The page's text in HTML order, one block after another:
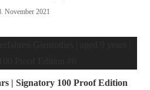
November 2021
| Signatory 100 Proof Edition